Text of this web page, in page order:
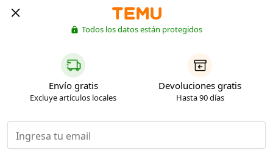
Todos los datos están protegidos
Envío gratis
Excluye artículos locales
Devoluciones gratis
Hasta 90 días